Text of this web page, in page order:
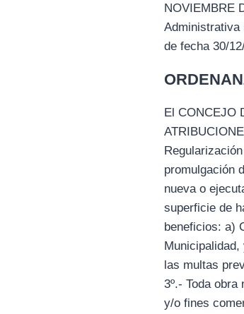
NOVIEMBRE
Administrativa
de fecha 30/
El CONCEJO
promulgación
nueva o
superficie de
beneficios: a)
las multas
3º.- Toda
y/o fines